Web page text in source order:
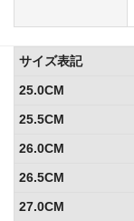
サイズ表記
25.0CM
25.5CM
26.0CM
26.5CM
27.0CM